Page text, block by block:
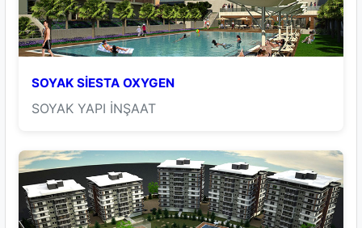
SOYAK SİESTA OXYGEN
SOYAK YAPI İNŞAAT